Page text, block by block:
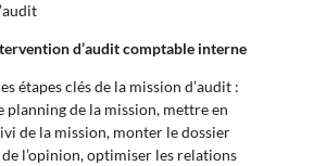
d’audit comptable interne
étapes clés de la mission d’audit :
planning de la mission, mettre en
de la mission, monter le dossier
l’opinion, optimiser les relations